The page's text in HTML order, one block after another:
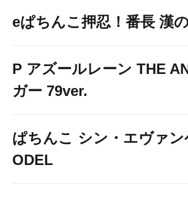
eぱちんこ押忍！番長 漢
P アズールレーン THE
ガー 79ver.
ぱちんこ シン・エヴァ
ODEL